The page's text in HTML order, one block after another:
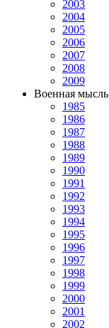
2003
2004
2005
2006
2007
2008
2009
Военная мысль
1985
1986
1987
1988
1989
1990
1991
1992
1993
1994
1995
1996
1997
1998
1999
2000
2001
2002